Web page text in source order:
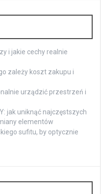
i jakie cechy realnie
zależy koszt zakupu i
urządzić przestrzeń i
jak uniknąć najczęstszych
elementów
sufitu, by optycznie